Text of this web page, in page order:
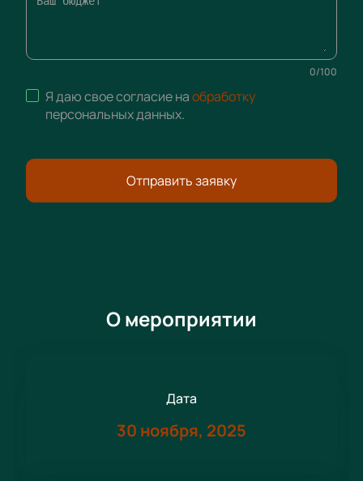
0/100
Я даю свое согласие наобработку
персональных данных.
Отправить заявку
О мероприятии
Дата
30 ноября, 2025